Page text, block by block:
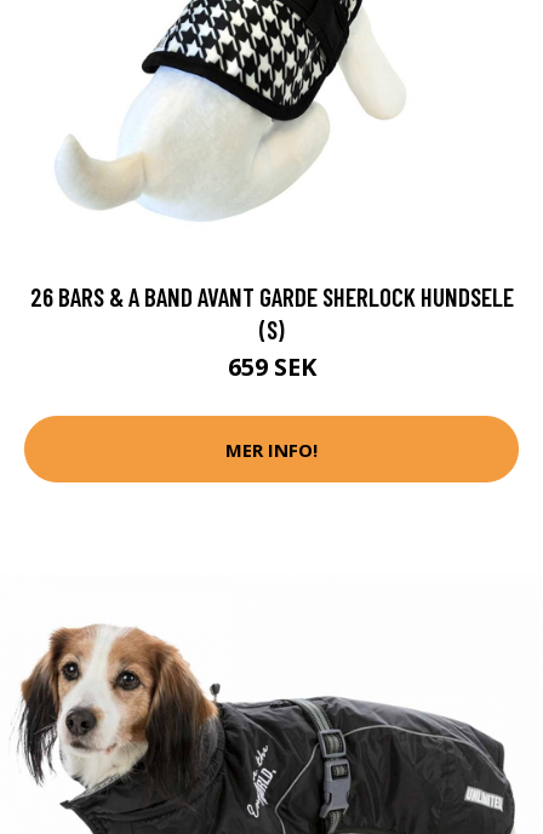
26 BARS & A BAND AVANT GARDE SHERLOCK HUNDSELE
(S)
659 SEK
MER INFO!